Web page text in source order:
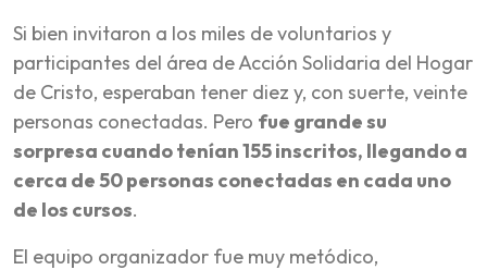
Si bien invitaron a los miles de voluntarios y
participantes del área de Acción Solidaria del Hogar
de Cristo, esperaban tener diez y, con suerte, veinte
personas conectadas. Pero fue grande su
sorpresa cuando tenían 155 inscritos, llegando a
cerca de 50 personas conectadas en cada uno
de los cursos.
El equipo organizador fue muy metódico,